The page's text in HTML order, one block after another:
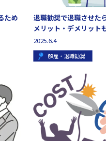
ため
退職勧奨で退職させた
メリット・デメリット
2025.6.4
解雇・退職勧奨